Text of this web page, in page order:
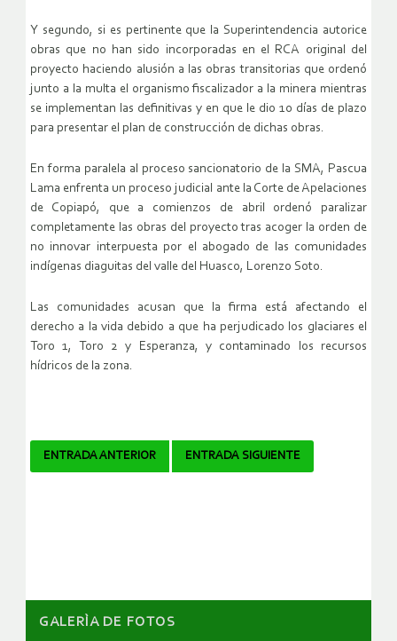
Y segundo, si es pertinente que la Superintendencia autorice
obras que no han sido incorporadas en el RCA original del
proyecto haciendo alusión a las obras transitorias que ordenó
junto a la multa el organismo fiscalizador a la minera mientras
se implementan las definitivas y en que le dio 10 días de plazo
para presentar el plan de construcción de dichas obras.
En forma paralela al proceso sancionatorio de la SMA, Pascua
Lama enfrenta un proceso judicial ante la Corte de Apelaciones
de Copiapó, que a comienzos de abril ordenó paralizar
completamente las obras del proyecto tras acoger la orden de
no innovar interpuesta por el abogado de las comunidades
indígenas diaguitas del valle del Huasco, Lorenzo Soto.
Las comunidades acusan que la firma está afectando el
derecho a la vida debido a que ha perjudicado los glaciares el
Toro 1, Toro 2 y Esperanza, y contaminado los recursos
hídricos de la zona.
Navegador
ENTRADA ANTERIOR ENTRADA SIGUIENTE
GALERÌA DE FOTOS